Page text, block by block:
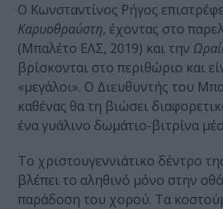
Ο Κωνσταντίνος Ρήγος
Καρυοθραύστη, έχοντας στο
(Μπαλέτο ΕΛΣ, 2019) και την
βρίσκονται στο περιθώριο και
«μεγάλοι». Ο Διευθυντής του
καθένας θα τη βιώσει
ένα γυάλινο δωμάτιο-βιτρίνα
Το χριστουγεννιάτικο δέντρο
βλέπει το αληθινό μόνο στην
παράδοση του χορού. Τα